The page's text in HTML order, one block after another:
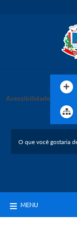
Acessibilidade
MENU